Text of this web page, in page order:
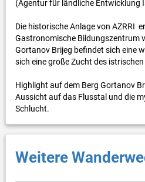
(Agentur für ländliche Entwicklung
Die historische Anlage von AZRRI
Gastronomische Bildungszentrum
Gortanov Brijeg befindet sich eine
sich eine große Zucht des
Highlight auf dem Berg Gortanov
Aussicht auf das Flusstal und die
Schlucht.
Weitere